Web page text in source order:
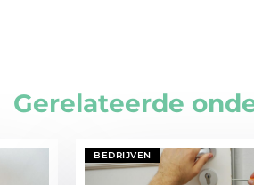
Gerelateerde
BEDRIJVEN